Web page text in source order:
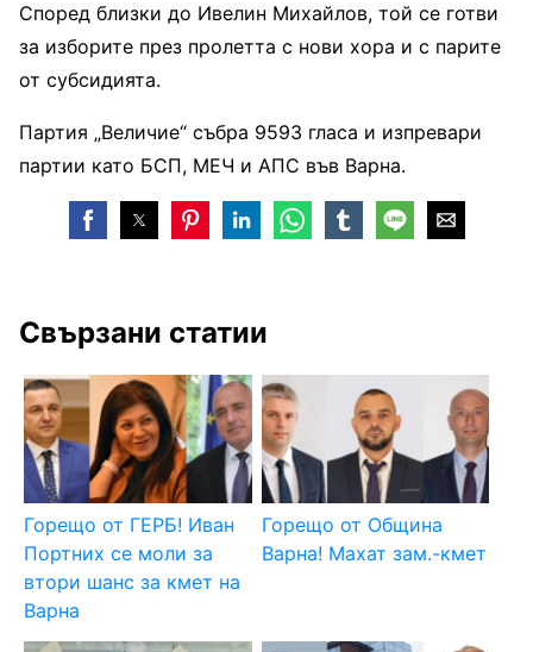
Според близки до Ивелин Михайлов, той се готви
за изборите през пролетта с нови хора и с парите
от субсидията.
Партия „Величие“ събра 9593 гласа и изпревари
партии като БСП, МЕЧ и АПС във Варна.
Свързани статии
Горещо от ГЕРБ! Иван
Портних се моли за
втори шанс за кмет на
Варна
Горещо от Община
Варна! Махат зам.-кмет